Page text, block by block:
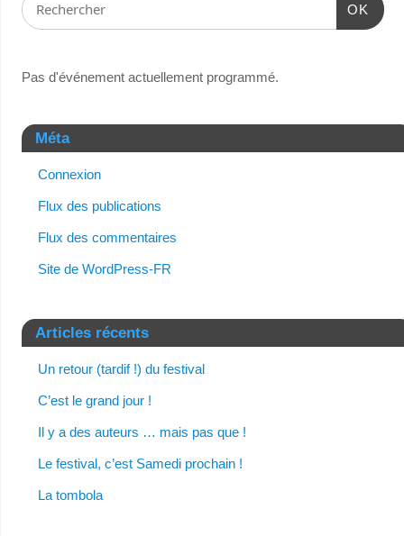
OK
Pas d'événement actuellement programmé.
Méta
Connexion
Flux des publications
Flux des commentaires
Site de WordPress-FR
Articles récents
Un retour (tardif !) du festival
C’est le grand jour !
Il y a des auteurs … mais pas que !
Le festival, c’est Samedi prochain !
La tombola